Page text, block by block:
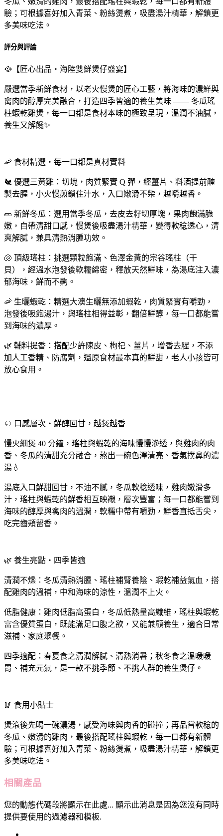
驗；可根據喜好加入青菜、粉絲燙煮，吸盡湯汁精華，解鎖更
多美味吃法。
評分與評論
🥘【匠心出品・海陸雙鮮煲仔盛宴】
嚴選當季新鮮食材，以老火慢煲的匠心工藝，將海味的濃鮮與
禽肉的醇厚完美融合，打造四季皆適的養生美味 —— 冬瓜瑤
柱蝦乾雞煲，每一口都是食材本味的極致呈現，溫潤不油膩，
養生又解饞✨
🦐 食材精選・每一口都是真材實料
🐔 優選三黃雞：切塊，肉質緊實 Q 彈，經薑片、料酒提前醃
製去腥，小火慢煎鎖住汁水，入口嫩滑不柴，越嚼越香。
🥒 新鮮冬瓜：選用當季冬瓜，去皮去籽切厚塊，果肉飽滿脆
嫩，自帶清甜口感，慢煲後吸盡湯汁精華，變得軟稔透心，清
爽解膩，兼具清熱消腫功效。
🐚 頂級瑤柱：挑選顆粒飽滿、色澤金黃的宗谷瑤柱（干
貝），經溫水泡發後軟糯綿密，釋放天然鮮味，為湯底注入濃
郁海味，鮮而不齁。
🦐 生曬蝦乾：精選大澳生曬無添加蝦乾，肉質緊實有嚼勁，
泡發後吸飽湯汁，與瑤柱相得益彰，翻倍鮮醇，每一口都能嘗
到海味的濃厚。
🌿 輔料提香：搭配少許陳皮、枸杞、薑片，增香去腥，不添
加人工香精、防腐劑，還原食材最本真的鮮甜，老人小孩皆可
放心食用。
🍲 口感層次・鮮醇回甘，越煲越香
慢火細煲 40 分鐘，瑤柱與蝦乾的海味慢慢滲透，與雞肉的肉
香、冬瓜的清甜充分融合，熬出一碗色澤清亮、香氣撲鼻的濃
湯💧
湯底入口鮮甜回甘，不油不膩，冬瓜軟稔透味，雞肉嫩滑多
汁，瑤柱與蝦乾的鮮香相互映襯，層次豐富；每一口都能嘗到
海味的醇厚與禽肉的溫潤，軟糯中帶有嚼勁，鮮香直抵舌尖，
吃完齒頰留香。
🌿 養生亮點・四季皆適
清潤不燥：冬瓜清熱消腫、瑤柱補腎養陰、蝦乾補益氣血，搭
配雞肉的溫補，中和海味的涼性，溫潤不上火。
低脂健康：雞肉低脂高蛋白，冬瓜低熱量高纖維，瑤柱與蝦乾
富含優質蛋白，既能滿足口腹之欲，又能兼顧養生，適合日常
滋補、家庭聚餐。
四季適配：春夏食之清潤解膩、清熱消暑；秋冬食之溫暖暖
胃、補充元氣，是一款不挑季節、不挑人群的養生煲仔。
🥢 食用小貼士
煲滾後先喝一碗濃湯，感受海味與肉香的碰撞；再品嘗軟稔的
冬瓜、嫩滑的雞肉，最後搭配瑤柱與蝦乾，每一口都有新體
驗；可根據喜好加入青菜、粉絲燙煮，吸盡湯汁精華，解鎖更
多美味吃法。
相關產品
您的動態代碼段將顯示在此處... 顯示此消息是因為您沒有同時
提供要使用的過濾器和模板.